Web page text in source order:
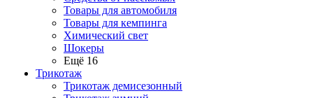
Товары для автомобиля
Товары для кемпинга
Химический свет
Шокеры
Ещё 16
Трикотаж
Трикотаж демисезонный